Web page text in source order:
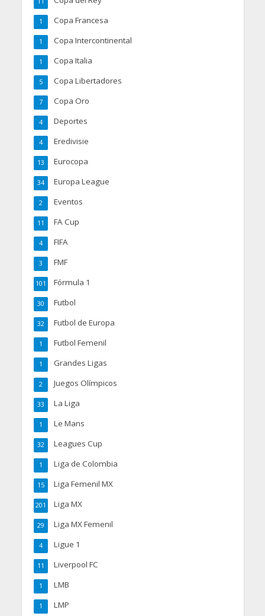
Copa Francesa
1
Copa Intercontinental
1
Copa Italia
1
Copa Libertadores
5
Copa Oro
7
Deportes
4
Eredivisie
4
Eurocopa
13
Europa League
34
Eventos
2
FA Cup
11
FIFA
4
FMF
3
Fórmula 1
101
Futbol
30
Futbol de Europa
32
Futbol Femenil
1
Grandes Ligas
1
Juegos Olímpicos
2
La Liga
33
Le Mans
1
Leagues Cup
32
Liga de Colombia
1
Liga Femenil MX
15
Liga MX
201
Liga MX Femenil
29
Ligue 1
4
Liverpool FC
11
LMB
1
LMP
1